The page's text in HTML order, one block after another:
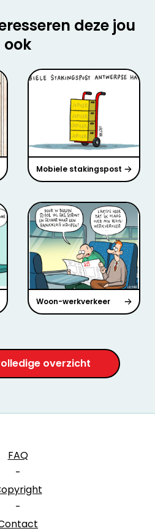
deze jou
ook
Mobiele stakingspost
Woon-werkverkeer
overzicht
FAQ
-
-